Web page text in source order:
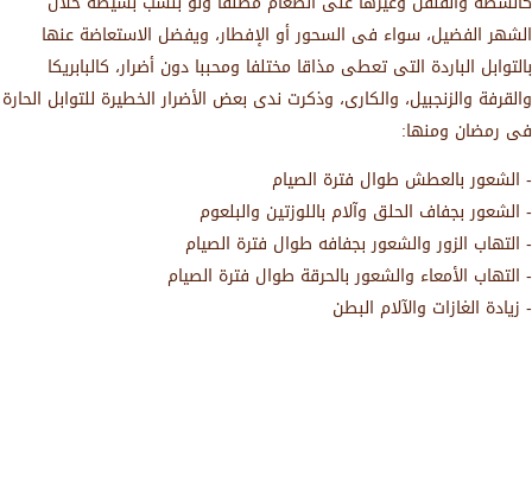
الشهر الفضيل، سواء فى السحور أو الإفطار، ويفضل الاستعاضة عنها
بالتوابل الباردة التى تعطى مذاقا مختلفا ومحببا دون أضرار، كالبابريكا
والقرفة والزنجبيل، والكارى، وذكرت ندى بعض الأضرار الخطيرة للتوابل الحارة
فى رمضان ومنها:
- الشعور بالعطش طوال فترة الصيام
- الشعور بجفاف الحلق وآلام باللوزتين والبلعوم
- التهاب الزور والشعور بجفافه طوال فترة الصيام
- التهاب الأمعاء والشعور بالحرقة طوال فترة الصيام
- زيادة الغازات والآلام البطن